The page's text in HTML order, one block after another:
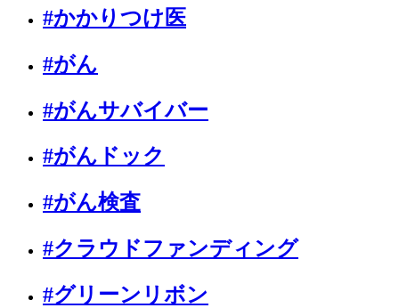
#かかりつけ医
#がん
#がんサバイバー
#がんドック
#がん検査
#クラウドファンディング
#グリーンリボン